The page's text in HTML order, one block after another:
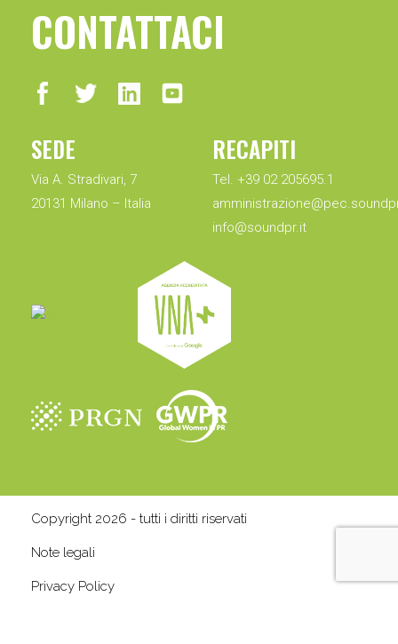
CONTATTACI
SEDE
Via A. Stradivari, 7
20131 Milano – Italia
RECAPITI
Tel. +39 02 205695.1
info@soundpr.it
Copyright 2026 - tutti i diritti riservati
Note legali
Privacy Policy